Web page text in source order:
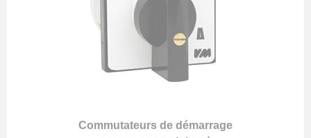
Commutateurs de démarrage